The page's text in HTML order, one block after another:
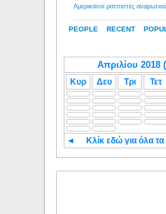
PEOPLE RECENT
Κυρ Δευ Τρι Τετ
◄ Κλίκ εδώ για όλα